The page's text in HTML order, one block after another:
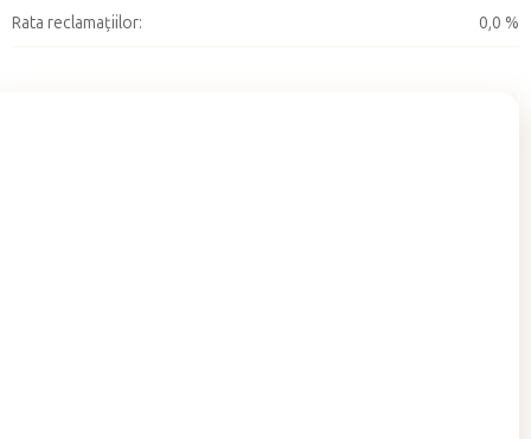
Rata reclamațiilor: 0,0 %